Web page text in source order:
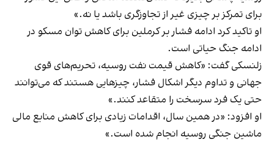
برای تمرکز بر چیزی غیر از تجاوزگری باشد یا نه.»
او تاکید کرد ادامه فشار بر کرملین برای کاهش توان مسکو در
ادامه جنگ حیاتی است.
زلنسکی گفت: «کاهش قیمت نفت روسیه، تحریم‌های قوی
جهانی و تداوم دیگر اشکال فشار، چیزهایی هستند که می‌توانند
حتی یک فرد سرسخت را متقاعد کنند.»
او افزود: «در همین سال، اقدامات زیادی برای کاهش منابع مالی
ماشین جنگی روسیه انجام شده است.»